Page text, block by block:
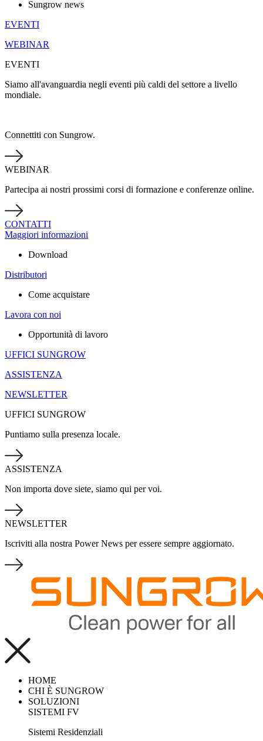
Sungrow news
EVENTI
WEBINAR
EVENTI
Siamo all'avanguardia negli eventi più caldi del settore a livello
mondiale.
Connettiti con Sungrow.
WEBINAR
Partecipa ai nostri prossimi corsi di formazione e conferenze online.
CONTATTI
Maggiori informazioni
Download
Distributori
Come acquistare
Lavora con noi
Opportunità di lavoro
UFFICI SUNGROW
ASSISTENZA
NEWSLETTER
UFFICI SUNGROW
Puntiamo sulla presenza locale.
ASSISTENZA
Non importa dove siete, siamo qui per voi.
NEWSLETTER
Iscriviti alla nostra Power News per essere sempre aggiornato.
HOME
CHI È SUNGROW
SOLUZIONI
SISTEMI FV
Sistemi Residenziali